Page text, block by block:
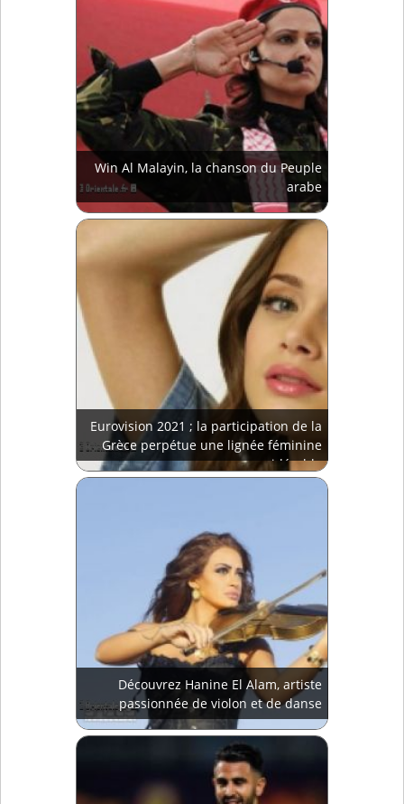
Win Al Malayin, la chanson du Peuple
arabe
Eurovision 2021 ; la participation de la
Grèce perpétue une lignée féminine
considérable
Découvrez Hanine El Alam, artiste
passionnée de violon et de danse